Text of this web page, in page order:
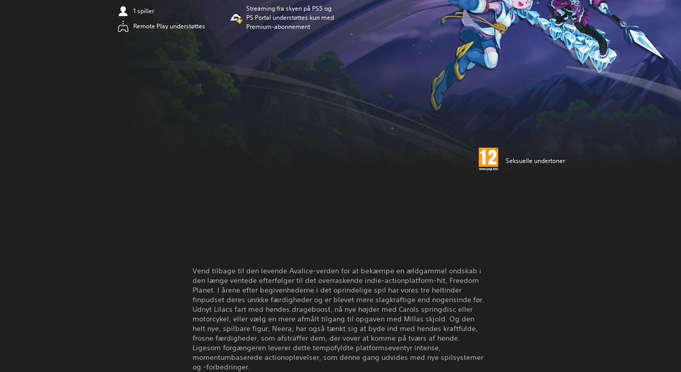
1 spiller
Remote Play understøttes
Streaming fra skyen på PS5 og
PS Portal understøttes kun med
Premium-abonnement
Seksuelle undertoner
Vend tilbage til den levende Avalice-verden for at bekæmpe en ældgammel ondskab i
den længe ventede efterfølger til det overraskende indie-actionplatform-hit, Freedom
Planet. I årene efter begivenhederne i det oprindelige spil har vores tre heltinder
finpudset deres unikke færdigheder og er blevet mere slagkraftige end nogensinde før.
Udnyt Lilacs fart med hendes drageboost, nå nye højder med Carols springdisc eller
motorcykel, eller vælg en mere afmålt tilgang til opgaven med Millas skjold. Og den
helt nye, spilbare figur, Neera, har også tænkt sig at byde ind med hendes kraftfulde,
frosne færdigheder, som afstraffer dem, der vover at komme på tværs af hende.
Ligesom forgængeren leverer dette tempofyldte platformseventyr intense,
momentumbaserede actionoplevelser, som denne gang udvides med nye spilsystemer
og -forbedringer.